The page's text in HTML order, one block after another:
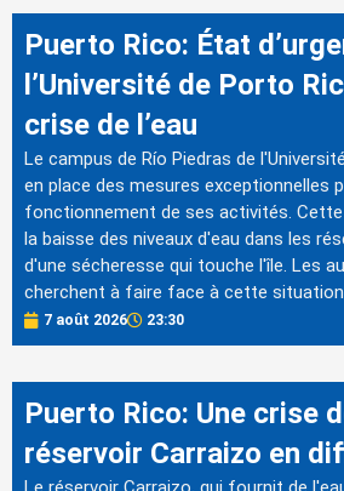
Puerto Rico: État
l’Université de Porto
crise de l’eau
Le campus de Río Piedras de
en place des mesures exceptionnelles
fonctionnement de ses activités.
la baisse des niveaux d'eau dans les
d'une sécheresse qui touche l'île. Les
cherchent à faire face à cette
7 août 2026 23:30
Puerto Rico: Une crise
réservoir Carraizo en